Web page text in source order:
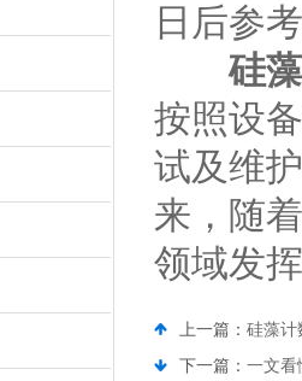
日后参
硅
按照设
试及维
来，随
领域发
上一篇： 硅藻计
下一篇： 一文看